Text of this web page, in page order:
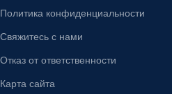
Политика конфиденциальности
Свяжитесь с нами
Отказ от ответственности
Карта сайта